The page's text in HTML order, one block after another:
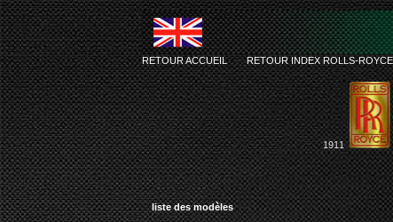
liste des modèles
RETOUR ACCUEIL-RETOUR INDEX ROLLS-ROYCE
1911